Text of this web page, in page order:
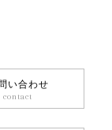
い合わせ
contact